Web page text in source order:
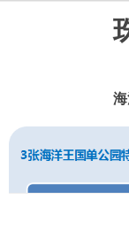
【使用日期说